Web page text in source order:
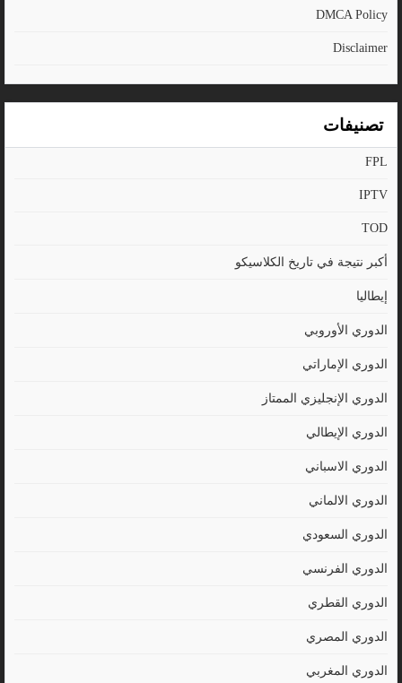
DMCA Policy
Disclaimer
تصنيفات
FPL
IPTV
TOD
أكبر نتيجة في تاريخ الكلاسيكو
إيطاليا
الدوري الأوروبي
الدوري الإماراتي
الدوري الإنجليزي الممتاز
الدوري الإيطالي
الدوري الاسباني
الدوري الالماني
الدوري السعودي
الدوري الفرنسي
الدوري القطري
الدوري المصري
الدوري المغربي